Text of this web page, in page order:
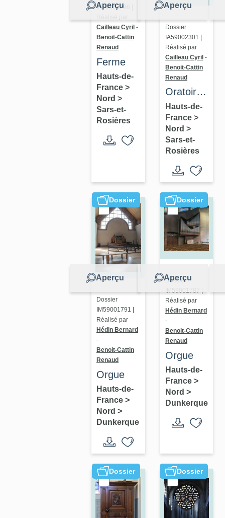
Aperçu
IA59002296 |
Cailleau Cyril -
Benoit-Cattin
Renaud
Ferme
Hauts-de-
France >
Nord >
Sars-et-
Rosières
Aperçu
Dossier
IA59002301 |
Réalisé par
Cailleau Cyril -
Benoit-Cattin
Renaud
Oratoire
à Sars-
et-
Rosières
Hauts-de-
France >
Nord >
Sars-et-
Rosières
Dossier
Aperçu
Dossier
IM59001791 |
Réalisé par
Hédin Bernard
-
Benoit-Cattin
Renaud
Orgue
Hauts-de-
France >
Nord >
Dunkerque
Dossier
Aperçu
Dossier
IM59001787 |
Réalisé par
Hédin Bernard
-
Benoit-Cattin
Renaud
Orgue
Hauts-de-
France >
Nord >
Dunkerque
Dossier Dossier